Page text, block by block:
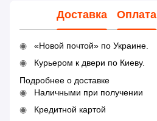
Доставка Оплата
«Новой почтой» по Украине.
Курьером к двери по Киеву.
Подробнее о доставке
Наличными при получении
Кредитной картой